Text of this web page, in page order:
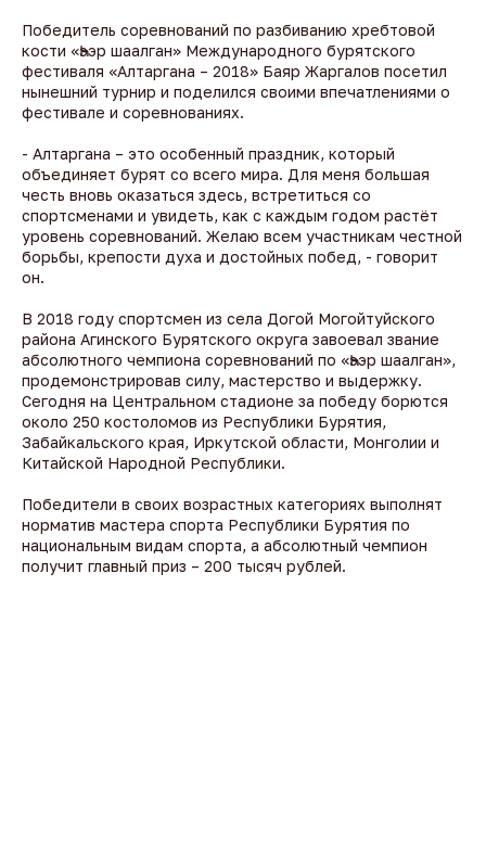
Победитель соревнований по разбиванию хребтовой
кости «Һээр шаалган» Международного бурятского
фестиваля «Алтаргана – 2018» Баяр Жаргалов посетил
нынешний турнир и поделился своими впечатлениями о
фестивале и соревнованиях.
- Алтаргана – это особенный праздник, который
объединяет бурят со всего мира. Для меня большая
честь вновь оказаться здесь, встретиться со
спортсменами и увидеть, как с каждым годом растёт
уровень соревнований. Желаю всем участникам честной
борьбы, крепости духа и достойных побед, - говорит
он.
В 2018 году спортсмен из села Догой Могойтуйского
района Агинского Бурятского округа завоевал звание
абсолютного чемпиона соревнований по «Һээр шаалган»,
продемонстрировав силу, мастерство и выдержку.
Сегодня на Центральном стадионе за победу борются
около 250 костоломов из Республики Бурятия,
Забайкальского края, Иркутской области, Монголии и
Китайской Народной Республики.
Победители в своих возрастных категориях выполнят
норматив мастера спорта Республики Бурятия по
национальным видам спорта, а абсолютный чемпион
получит главный приз – 200 тысяч рублей.